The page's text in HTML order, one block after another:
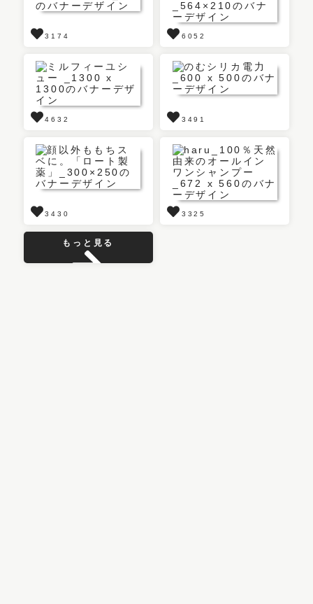
3174 6052
4632 3491
3430 3325
もっと見る